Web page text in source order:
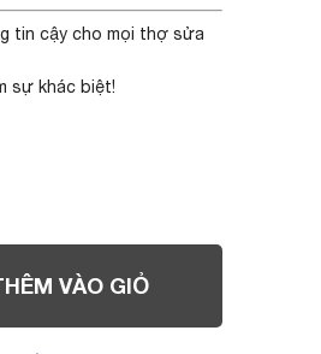
tin cậy cho mọi thợ sửa
sự khác biệt!
VÀO GIỎ